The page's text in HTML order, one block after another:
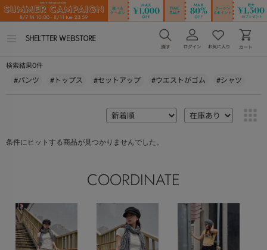
ー
を
検索結果0件
#パンツ #トップス #セットアップ #ウエストがゴム #シャツ
条件にヒットする商品が見つかりませんでした。
COORDINATE